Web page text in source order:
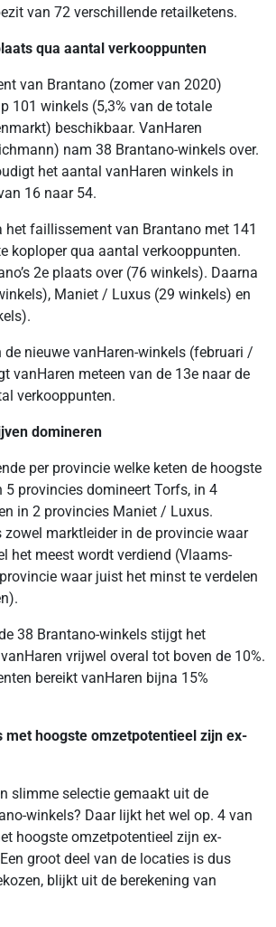
van 72 verschillende retailketens.
qua aantal verkooppunten
van Brantano (zomer van 2020)
101 winkels (5,3% van de totale
beschikbaar. VanHaren
nam 38 Brantano-winkels over.
het aantal vanHaren winkels in
16 naar 54.
faillissement van Brantano met 141
koploper qua aantal verkooppunten.
2e plaats over (76 winkels). Daarna
Maniet / Luxus (29 winkels) en
de nieuwe vanHaren-winkels (februari /
vanHaren meteen van de 13e naar de
verkooppunten.
domineren
per provincie welke keten de hoogste
5 provincies domineert Torfs, in 4
in 2 provincies Maniet / Luxus.
zowel marktleider in de provincie waar
het meest wordt verdiend (Vlaams-
waar juist het minst te verdelen
38 Brantano-winkels stijgt het
vrijwel overal tot boven de 10%.
bereikt vanHaren bijna 15%
met hoogste omzetpotentieel zijn ex-
slimme selectie gemaakt uit de
winkels? Daar lijkt het wel op. 4 van
hoogste omzetpotentieel zijn ex-
groot deel van de locaties is dus
blijkt uit de berekening van